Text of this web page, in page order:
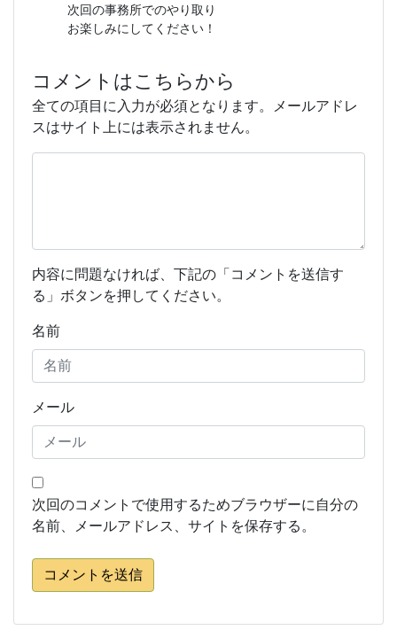
次回の事務所でのやり取り
お楽しみにしてください！
コメントはこちらから
全ての項目に入力が必須となります。メールアドレ
スはサイト上には表示されません。
内容に問題なければ、下記の「コメントを送信す
る」ボタンを押してください。
名前
メール
次回のコメントで使用するためブラウザーに自分の
名前、メールアドレス、サイトを保存する。
コメントを送信